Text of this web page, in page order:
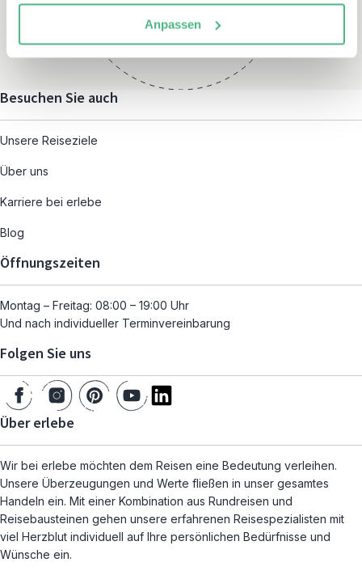
Anpassen
und nach individueller
Terminvereinbarung
Besuchen Sie auch
Unsere Reiseziele
Über uns
Karriere bei erlebe
Blog
Öffnungszeiten
Montag – Freitag: 08:00 – 19:00 Uhr
Und nach individueller Terminvereinbarung
Folgen Sie uns
Über erlebe
Wir bei erlebe möchten dem Reisen eine Bedeutung verleihen.
Unsere Überzeugungen und Werte fließen in unser gesamtes
Handeln ein. Mit einer Kombination aus Rundreisen und
Reisebausteinen gehen unsere erfahrenen Reisespezialisten mit
viel Herzblut individuell auf Ihre persönlichen Bedürfnisse und
Wünsche ein.